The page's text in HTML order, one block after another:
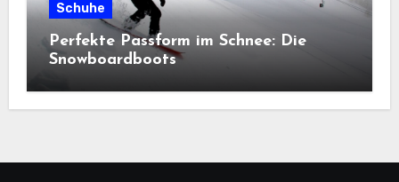
Schuhe
Perfekte Passform im Schnee: Die
Snowboardboots